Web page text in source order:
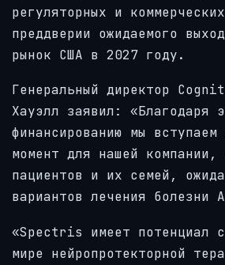
регуляторных и
преддверии ожидаемого
рынок США в 2027 году.
Генеральный директор
Хауэлл заявил: «Благодаря
финансированию мы вступаем
момент для нашей
пациентов и их семей,
вариантов лечения болезни
«Spectris имеет потенциал
мире нейропротекторной